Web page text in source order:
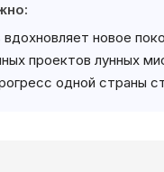
новое
проектов лунных
одной страны